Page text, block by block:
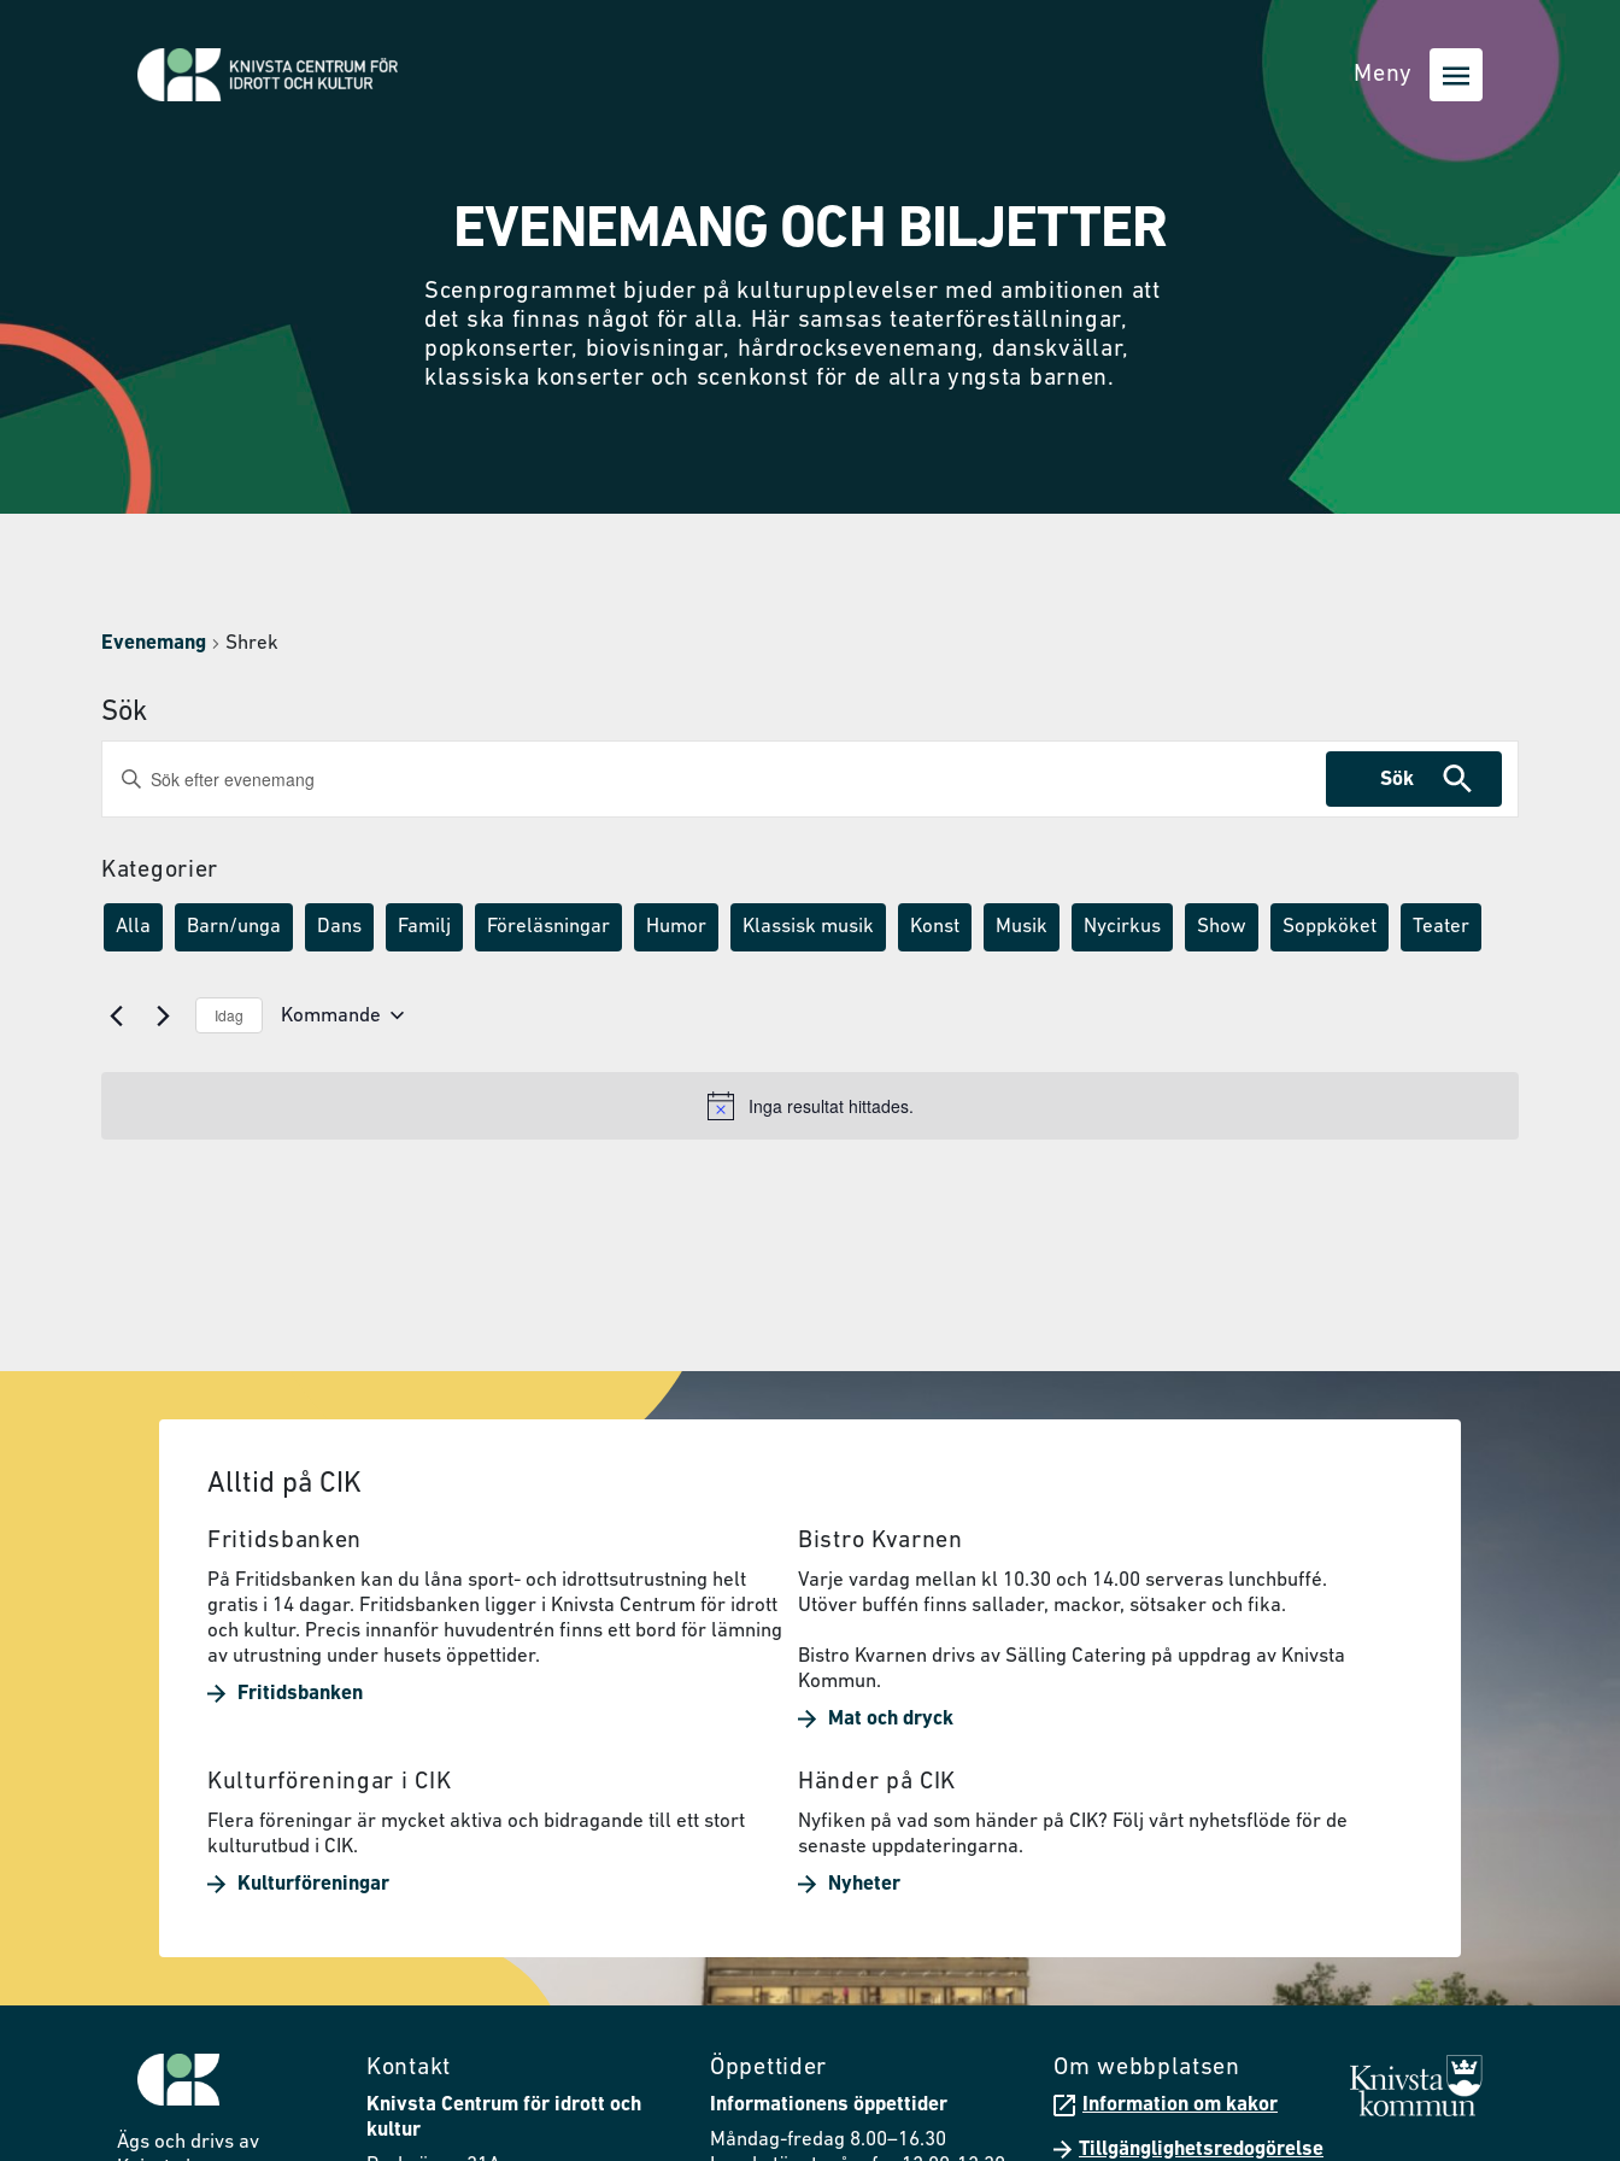
Meny
EVENEMANG OCH BILJETTER
Scenprogrammet bjuder på kulturupplevelser med ambitionen att
det ska finnas något för alla. Här samsas teaterföreställningar,
popkonserter, biovisningar, hårdrocksevenemang, danskvällar,
klassiska konserter och scenkonst för de allra yngsta barnen.
Notice
Inga resultat hittades.
Evenemang Shrek
Sök
Evenemang
Views
Navigation
Ange
nyckelord.
Sök
Evenemang
nyckelord.
Sök
Kategorier
Alla Barn/unga Dans Familj Föreläsningar Humor Klassisk musik Konst Musik Nycirkus Show Soppköket Teater
Idag
Kommande
Alltid på CIK
Fritidsbanken
På Fritidsbanken kan du låna sport- och idrottsutrustning helt
gratis i 14 dagar. Fritidsbanken ligger i Knivsta Centrum för idrott
och kultur. Precis innanför huvudentrén finns ett bord för lämning
av utrustning under husets öppettider.
Fritidsbanken
Bistro Kvarnen
Varje vardag mellan kl 10.30 och 14.00 serveras lunchbuffé.
Utöver buffén finns sallader, mackor, sötsaker och fika.
Bistro Kvarnen drivs av Sälling Catering på uppdrag av Knivsta
Kommun.
Mat och dryck
Kulturföreningar i CIK
Flera föreningar är mycket aktiva och bidragande till ett stort
kulturutbud i CIK.
Kulturföreningar
Händer på CIK
Nyfiken på vad som händer på CIK? Följ vårt nyhetsflöde för de
senaste uppdateringarna.
Nyheter
Ägs och drivs av
Kontakt
Knivsta Centrum för idrott och
kultur
Öppettider
Informationens öppettider
Måndag-fredag 8.00–16.30
Om webbplatsen
Information om kakor
Tillgänglighetsredogörelse